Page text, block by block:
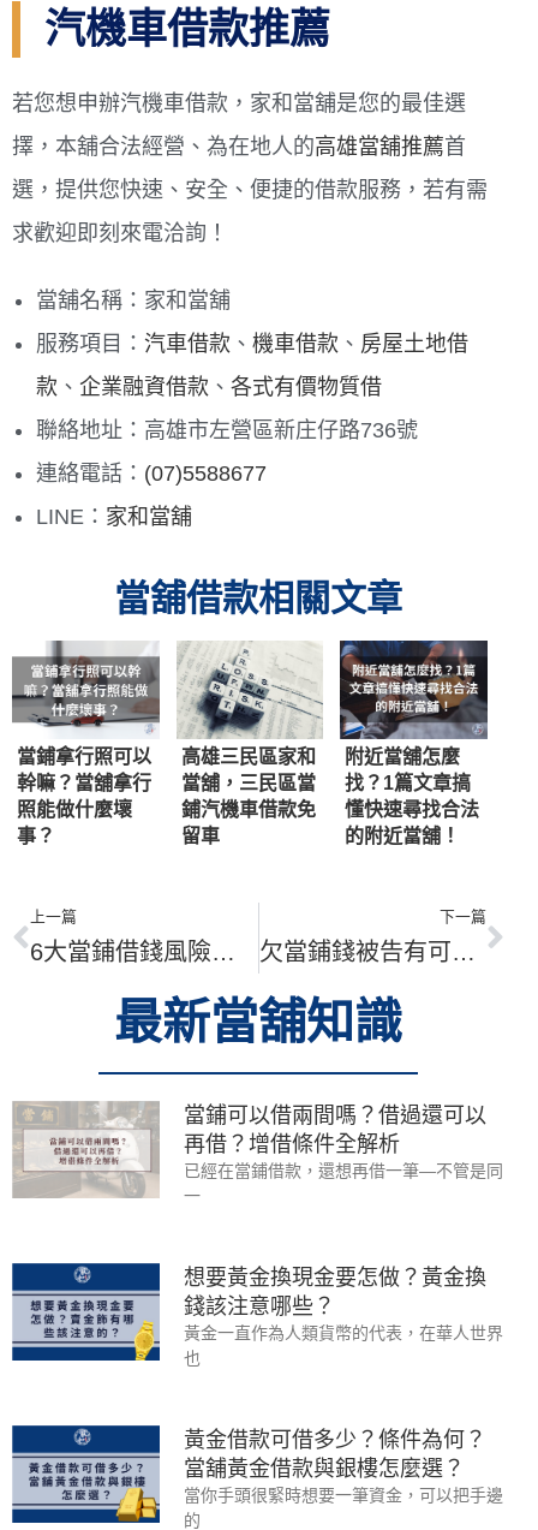
汽機車借款推薦
若您想申辦汽機車借款，家和當舖是您的最佳選
擇，本舖合法經營、為在地人的高雄當舖推薦首
選，提供您快速、安全、便捷的借款服務，若有需
求歡迎即刻來電洽詢！
當舖名稱：家和當舖
服務項目： 汽車借款 、 機車借款 、 房屋土地借
款 、 企業融資借款 、 各式有價物質借
聯絡地址：高雄市左營區新庄仔路736號
連絡電話： (07)5588677
LINE： 家和當舖
當舖借款相關文章
當鋪拿行照可以
幹嘛？當舖拿行
照能做什麼壞
事？
高雄三民區家和
當舖，三民區當
鋪汽機車借款免
留車
附近當舖怎麼
找？1篇文章搞
懂快速尋找合法
的附近當舖！
上一篇
6大當鋪借錢風險！3分鐘了解常見借貸陷阱、安心借貸
下一篇
欠當鋪錢被告有可能嗎？當舖拖車是合法的嗎？
最新當舖知識
當鋪可以借兩間嗎？借過還可以
再借？增借條件全解析
已經在當鋪借款，還想再借一筆—不管是同
一
想要黃金換現金要怎做？黃金換
錢該注意哪些？
黃金一直作為人類貨幣的代表，在華人世界
也
黃金借款可借多少？條件為何？
當舖黃金借款與銀樓怎麼選？
當你手頭很緊時想要一筆資金，可以把手邊
的